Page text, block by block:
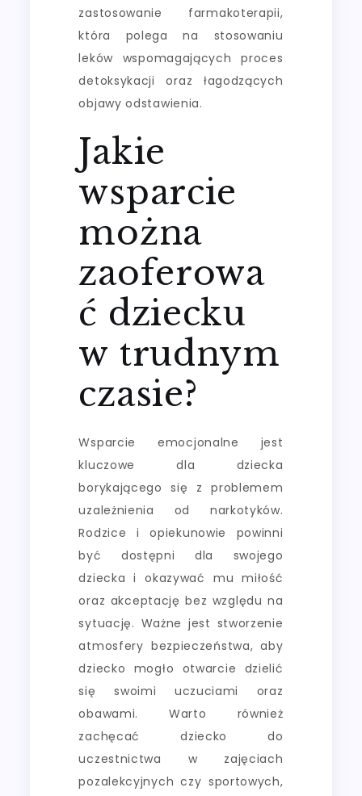
zastosowanie farmakoterapii,
która polega na stosowaniu
leków wspomagających proces
detoksykacji oraz łagodzących
objawy odstawienia.
Jakie
wsparcie
można
zaoferowa
ć dziecku
w trudnym
czasie?
Wsparcie emocjonalne jest
kluczowe dla dziecka
borykającego się z problemem
uzależnienia od narkotyków.
Rodzice i opiekunowie powinni
być dostępni dla swojego
dziecka i okazywać mu miłość
oraz akceptację bez względu na
sytuację. Ważne jest stworzenie
atmosfery bezpieczeństwa, aby
dziecko mogło otwarcie dzielić
się swoimi uczuciami oraz
obawami. Warto również
zachęcać dziecko do
uczestnictwa w zajęciach
pozalekcyjnych czy sportowych,